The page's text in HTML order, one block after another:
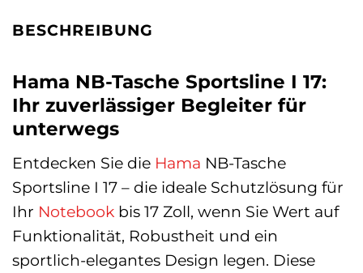
BESCHREIBUNG
Hama NB-Tasche Sportsline I 17:
Ihr zuverlässiger Begleiter für
unterwegs
Entdecken Sie die Hama NB-Tasche
Sportsline I 17 – die ideale Schutzlösung für
Ihr Notebook bis 17 Zoll, wenn Sie Wert auf
Funktionalität, Robustheit und ein
sportlich-elegantes Design legen. Diese